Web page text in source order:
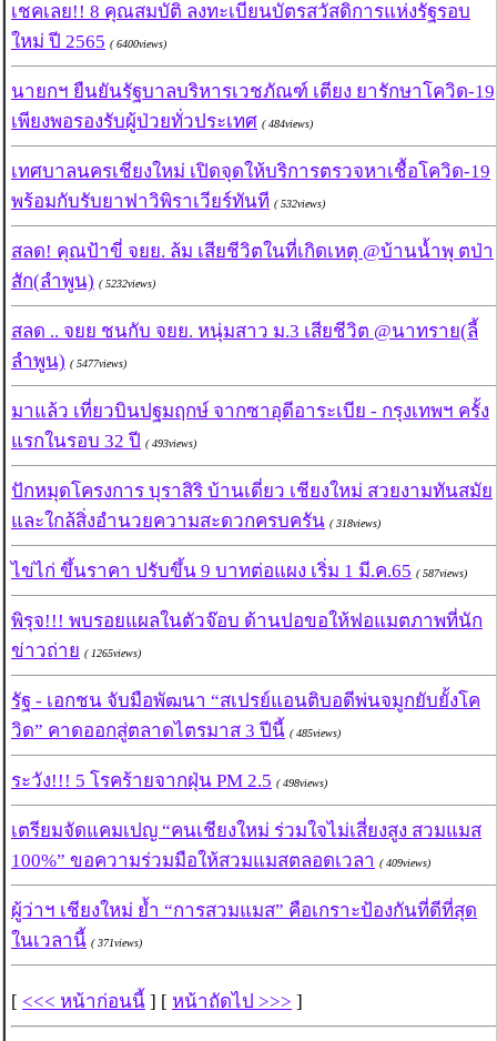
เชคเลย!! 8 คุณสมบัติ ลงทะเบียนบัตรสวัสดิการแห่งรัฐรอบ
ใหม่ ปี 2565 ( 6400views)
นายกฯ ยืนยันรัฐบาลบริหารเวชภัณฑ์ เตียง ยารักษาโควิด-19
เพียงพอรองรับผู้ป่วยทั่วประเทศ ( 484views)
เทศบาลนครเชียงใหม่ เปิดจุดให้บริการตรวจหาเชื้อโควิด-19
พร้อมกับรับยาฟาวิพิราเวียร์ทันที ( 532views)
สลด! คุณป้าขี่ จยย. ล้ม เสียชีวิตในที่เกิดเหตุ @บ้านน้ำพุ ตป่า
สัก(ลำพูน) ( 5232views)
สลด .. จยย ชนกับ จยย. หนุ่มสาว ม.3 เสียชีวิต @นาทราย(ลี้
ลำพูน) ( 5477views)
มาแล้ว เที่ยวบินปฐมฤกษ์ จากซาอุดีอาระเบีย - กรุงเทพฯ ครั้ง
แรกในรอบ 32 ปี ( 493views)
ปักหมุดโครงการ บุราสิริ บ้านเดี่ยว เชียงใหม่ สวยงามทันสมัย
และใกล้สิ่งอำนวยความสะดวกครบครัน ( 318views)
ไข่ไก่ ขึ้นราคา ปรับขึ้น 9 บาทต่อแผง เริ่ม 1 มี.ค.65 ( 587views)
พิรุจ!!! พบรอยแผลในตัวจ๊อบ ด้านปอขอให้ฟอแมตภาพที่นัก
ข่าวถ่าย ( 1265views)
รัฐ - เอกชน จับมือพัฒนา “สเปรย์แอนติบอดีพ่นจมูกยับยั้งโค
วิด” คาดออกสู่ตลาดไตรมาส 3 ปีนี้ ( 485views)
ระวัง!!! 5 โรคร้ายจากฝุ่น PM 2.5 ( 498views)
เตรียมจัดแคมเปญ “คนเชียงใหม่ ร่วมใจไม่เสี่ยงสูง สวมแมส
100%” ขอความร่วมมือให้สวมแมสตลอดเวลา ( 409views)
ผู้ว่าฯ เชียงใหม่ ย้ำ “การสวมแมส” คือเกราะป้องกันที่ดีที่สุด
ในเวลานี้ ( 371views)
[ <<< หน้าก่อนนี้ ] [ หน้าถัดไป >>> ]